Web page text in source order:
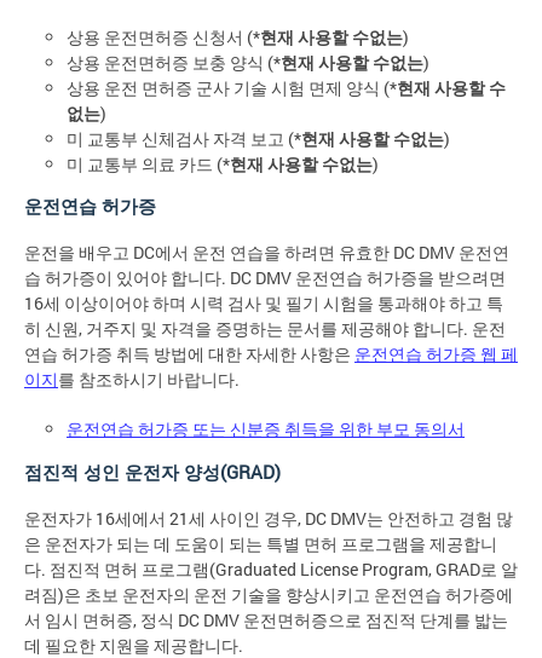
상용 운전면허증 신청서 (*현재 사용할 수없는)
상용 운전면허증 보충 양식 (*현재 사용할 수없는)
상용 운전 면허증 군사 기술 시험 면제 양식 (*현재 사용할 수
없는)
미 교통부 신체검사 자격 보고 (*현재 사용할 수없는)
미 교통부 의료 카드 (*현재 사용할 수없는)
운전연습 허가증
운전을 배우고 DC에서 운전 연습을 하려면 유효한 DC DMV 운전연
습 허가증이 있어야 합니다. DC DMV 운전연습 허가증을 받으려면
16세 이상이어야 하며 시력 검사 및 필기 시험을 통과해야 하고 특
히 신원, 거주지 및 자격을 증명하는 문서를 제공해야 합니다. 운전
연습 허가증 취득 방법에 대한 자세한 사항은 운전연습 허가증 웹 페
이지를 참조하시기 바랍니다.
운전연습 허가증 또는 신분증 취득을 위한 부모 동의서
점진적 성인 운전자 양성(GRAD)
운전자가 16세에서 21세 사이인 경우, DC DMV는 안전하고 경험 많
은 운전자가 되는 데 도움이 되는 특별 면허 프로그램을 제공합니
다. 점진적 면허 프로그램(Graduated License Program, GRAD로 알
려짐)은 초보 운전자의 운전 기술을 향상시키고 운전연습 허가증에
서 임시 면허증, 정식 DC DMV 운전면허증으로 점진적 단계를 밟는
데 필요한 지원을 제공합니다.